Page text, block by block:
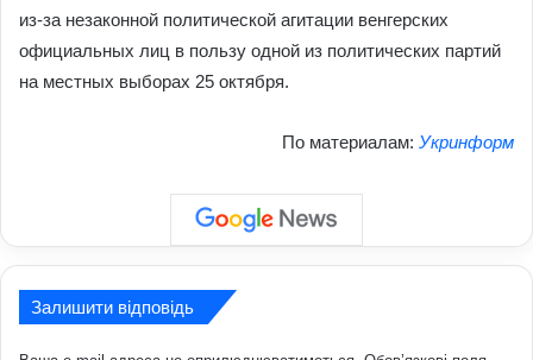
из-за незаконной политической агитации венгерских
официальных лиц в пользу одной из политических партий
на местных выборах 25 октября.
По материалам: Укринформ
Залишити відповідь